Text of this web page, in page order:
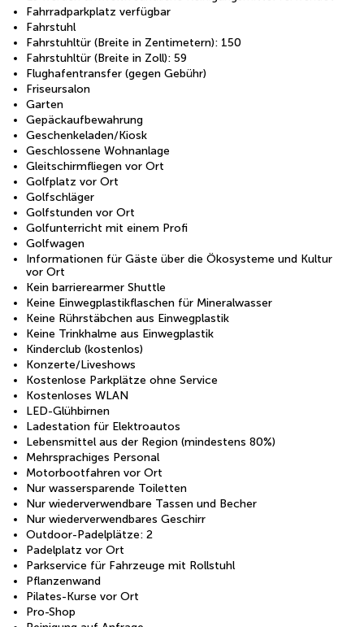
Fahrradparkplatz verfügbar
Fahrstuhl
Fahrstuhltür (Breite in Zentimetern): 150
Fahrstuhltür (Breite in Zoll): 59
Flughafentransfer (gegen Gebühr)
Friseursalon
Garten
Gepäckaufbewahrung
Geschenkeladen/Kiosk
Geschlossene Wohnanlage
Gleitschirmfliegen vor Ort
Golfplatz vor Ort
Golfschläger
Golfstunden vor Ort
Golfunterricht mit einem Profi
Golfwagen
Informationen für Gäste über die Ökosysteme und Kultur
vor Ort
Kein barrierearmer Shuttle
Keine Einwegplastikflaschen für Mineralwasser
Keine Rührstäbchen aus Einwegplastik
Keine Trinkhalme aus Einwegplastik
Kinderclub (kostenlos)
Konzerte/Liveshows
Kostenlose Parkplätze ohne Service
Kostenloses WLAN
LED-Glühbirnen
Ladestation für Elektroautos
Lebensmittel aus der Region (mindestens 80%)
Mehrsprachiges Personal
Motorbootfahren vor Ort
Nur wassersparende Toiletten
Nur wiederverwendbare Tassen und Becher
Nur wiederverwendbares Geschirr
Outdoor-Padelplätze: 2
Padelplatz vor Ort
Parkservice für Fahrzeuge mit Rollstuhl
Pflanzenwand
Pilates-Kurse vor Ort
Pro-Shop